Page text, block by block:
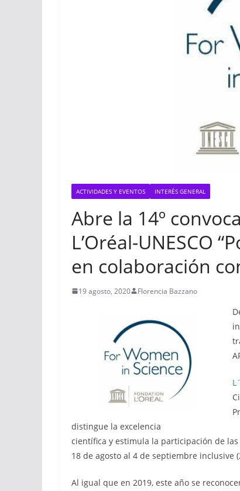
ACTIVIDADES Y EVENTOS INTERÉS GENERAL
Abre la 14º
L’Oréal-UNESCO
en colaboración
19 agosto, 2020 Florencia Bazzano
distingue la excelencia
científica y estimula la participación de
18 de agosto al 4 de septiembre inclusive
Al igual que en 2019, este año se